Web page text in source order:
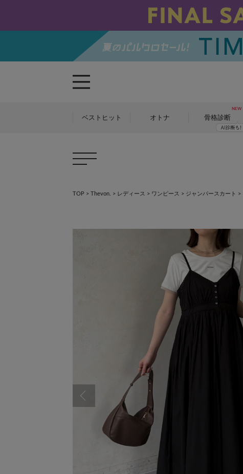
ベストヒット オトナ 骨格診断
TOP > Thevon. > レディース > ワンピース > ジャンパースカート >